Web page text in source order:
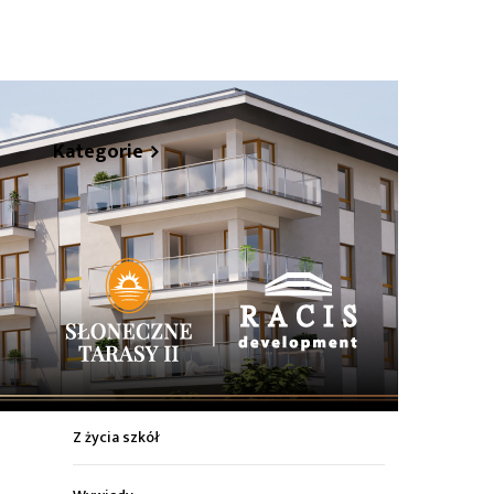
Kategorie
Z życia miasta
Sport
Kultura
Wiadomości z regionu
Z życia szkół